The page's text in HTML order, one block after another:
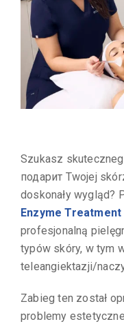
Szukasz
подарит Twojej
doskonały wygląd?
Enzyme Treatment
profesjonalną
typów skóry, w tym
teleangiektazji/
Zabieg ten został
problemy